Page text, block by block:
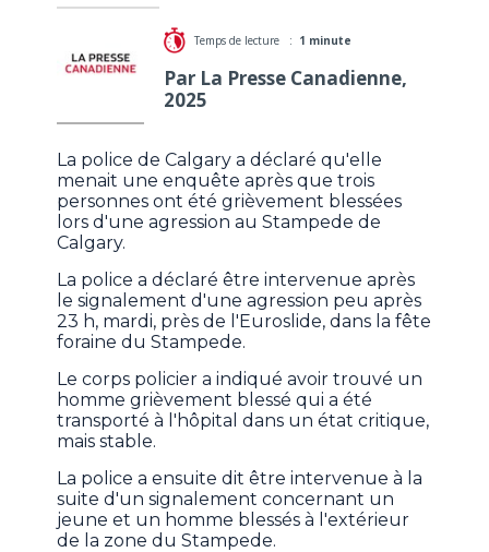
Temps de lecture : 1 minute
Par La Presse Canadienne,
2025
La police de Calgary a déclaré qu'elle
menait une enquête après que trois
personnes ont été grièvement blessées
lors d'une agression au Stampede de
Calgary.
La police a déclaré être intervenue après
le signalement d'une agression peu après
23 h, mardi, près de l'Euroslide, dans la fête
foraine du Stampede.
Le corps policier a indiqué avoir trouvé un
homme grièvement blessé qui a été
transporté à l'hôpital dans un état critique,
mais stable.
La police a ensuite dit être intervenue à la
suite d'un signalement concernant un
jeune et un homme blessés à l'extérieur
de la zone du Stampede.